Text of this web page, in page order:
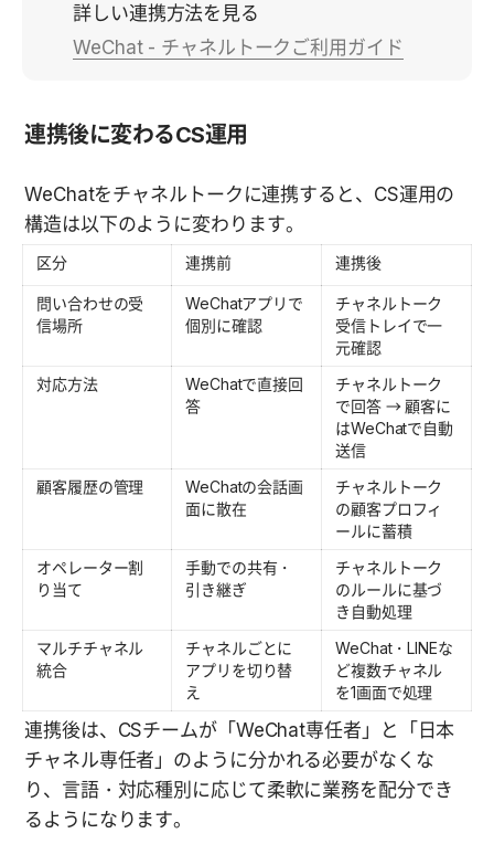
詳しい連携方法を見る
WeChat - チャネルトークご利用ガイド
連携後に変わるCS運用
WeChatをチャネルトークに連携すると、CS運用の
構造は以下のように変わります。
区分 連携前 連携後
問い合わせの受
信場所
WeChatアプリで
個別に確認
チャネルトーク
受信トレイで一
元確認
対応方法
WeChatで直接回
答
チャネルトーク
で回答 → 顧客に
はWeChatで自動
送信
顧客履歴の管理
WeChatの会話画
面に散在
チャネルトーク
の顧客プロフィ
ールに蓄積
オペレーター割
り当て
手動での共有・
引き継ぎ
チャネルトーク
のルールに基づ
き自動処理
マルチチャネル
統合
チャネルごとに
アプリを切り替
え
WeChat・LINEな
ど複数チャネル
を1画面で処理
連携後は、CSチームが「WeChat専任者」と「日本
チャネル専任者」のように分かれる必要がなくな
り、言語・対応種別に応じて柔軟に業務を配分でき
るようになります。